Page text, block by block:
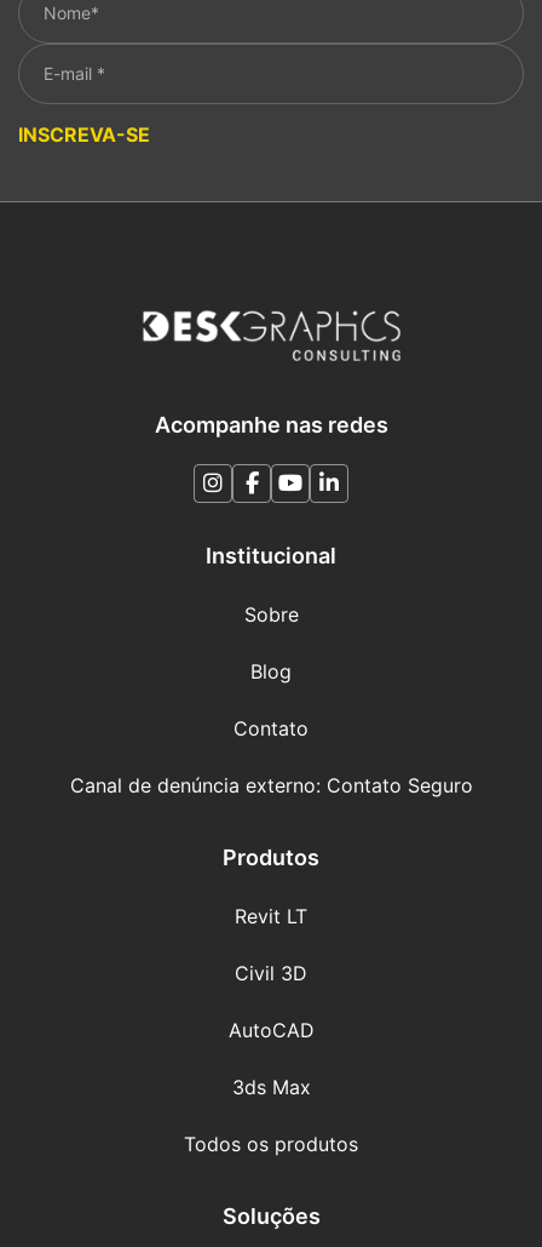
INSCREVA-SE
Acompanhe nas redes
Institucional
Sobre
Blog
Contato
Canal de denúncia externo: Contato Seguro
Produtos
Revit LT
Civil 3D
AutoCAD
3ds Max
Todos os produtos
Soluções